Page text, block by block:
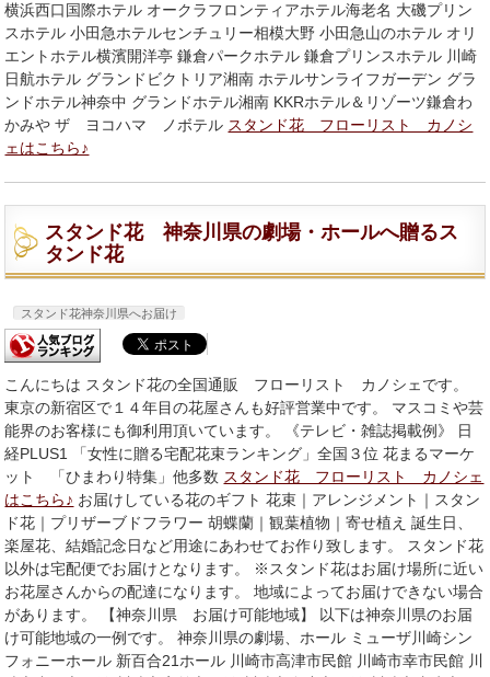
横浜西口国際ホテル オークラフロンティアホテル海老名 大磯プリン
スホテル 小田急ホテルセンチュリー相模大野 小田急山のホテル オリ
エントホテル横濱開洋亭 鎌倉パークホテル 鎌倉プリンスホテル 川崎
日航ホテル グランドビクトリア湘南 ホテルサンライフガーデン グラ
ンドホテル神奈中 グランドホテル湘南 KKRホテル＆リゾーツ鎌倉わ
かみや ザ ヨコハマ ノボテル スタンド花 フローリスト カノシ
ェはこちら♪
スタンド花 神奈川県の劇場・ホールへ贈るス
タンド花
スタンド花神奈川県へお届け
こんにちは スタンド花の全国通販 フローリスト カノシェです。
東京の新宿区で１４年目の花屋さんも好評営業中です。 マスコミや芸
能界のお客様にも御利用頂いています。 《テレビ・雑誌掲載例》 日
経PLUS1 「女性に贈る宅配花束ランキング」全国３位 花まるマーケ
ット 「ひまわり特集」他多数 スタンド花 フローリスト カノシェ
はこちら♪ お届けしている花のギフト 花束｜アレンジメント｜スタン
ド花｜プリザーブドフラワー 胡蝶蘭｜観葉植物｜寄せ植え 誕生日、
楽屋花、結婚記念日など用途にあわせてお作り致します。 スタンド花
以外は宅配便でお届けとなります。 ※スタンド花はお届け場所に近い
お花屋さんからの配達になります。 地域によってお届けできない場合
があります。 【神奈川県 お届け可能地域】 以下は神奈川県のお届
け可能地域の一例です。 神奈川県の劇場、ホール ミューザ川崎シン
フォニーホール 新百合21ホール 川崎市高津市民館 川崎市幸市民館 川